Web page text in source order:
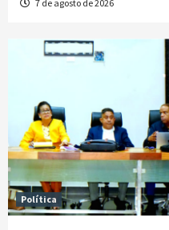
7 de agosto de 2026
Política